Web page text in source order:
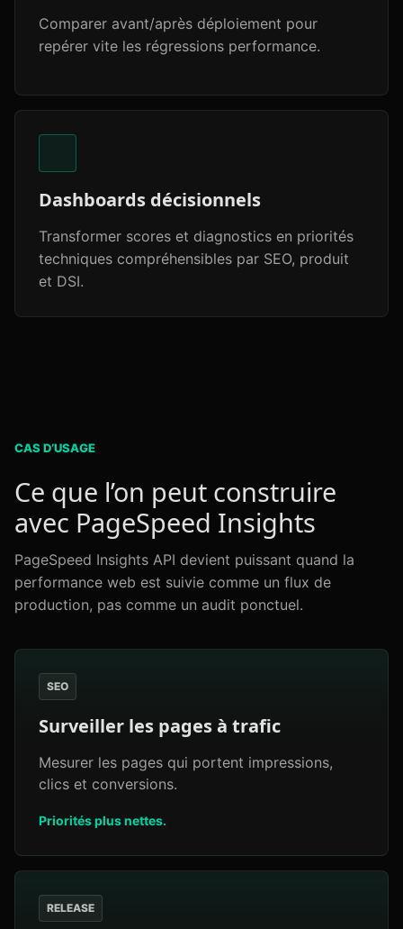
Comparer avant/après déploiement pour
repérer vite les régressions performance.
Dashboards décisionnels
Transformer scores et diagnostics en priorités
techniques compréhensibles par SEO, produit
et DSI.
CAS D’USAGE
Ce que l’on peut construire
avec PageSpeed Insights
PageSpeed Insights API devient puissant quand la
performance web est suivie comme un flux de
production, pas comme un audit ponctuel.
SEO
Surveiller les pages à trafic
Mesurer les pages qui portent impressions,
clics et conversions.
Priorités plus nettes.
RELEASE